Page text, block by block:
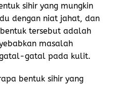
sihir yang mungkin
dengan niat jahat, dan
tersebut adalah
masalah
gatal-gatal pada kulit.
bentuk sihir yang